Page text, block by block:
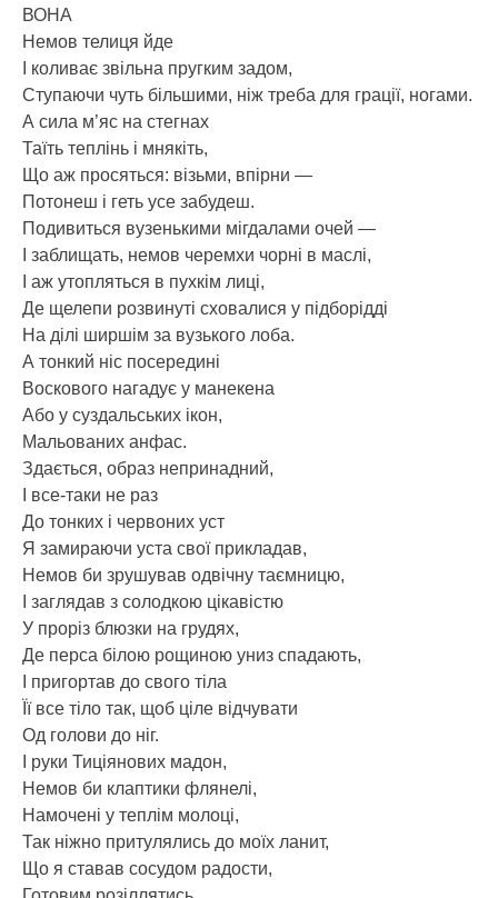
ВОНА
Немов телиця йде
І коливає звільна пругким задом,
Ступаючи чуть більшими, ніж треба для грації, ногами.
А сила м’яс на стегнах
Таїть теплінь і мнякіть,
Що аж просяться: візьми, впірни —
Потонеш і геть усе забудеш.
Подивиться вузенькими мігдалами очей —
І заблищать, немов черемхи чорні в маслі,
І аж утопляться в пухкім лиці,
Де щелепи розвинуті сховалися у підборідді
На ділі ширшім за вузького лоба.
А тонкий ніс посередині
Воскового нагадує у манекена
Або у суздальських ікон,
Мальованих анфас.
Здається, образ непринадний,
І все-таки не раз
До тонких і червоних уст
Я замираючи уста свої прикладав,
Немов би зрушував одвічну таємницю,
І заглядав з солодкою цікавістю
У проріз блюзки на грудях,
Де перса білою рощиною униз спадають,
І пригортав до свого тіла
Її все тіло так, щоб ціле відчувати
Од голови до ніг.
І руки Тиціянових мадон,
Немов би клаптики флянелі,
Намочені у теплім молоці,
Так ніжно притулялись до моїх ланит,
Що я ставав сосудом радости,